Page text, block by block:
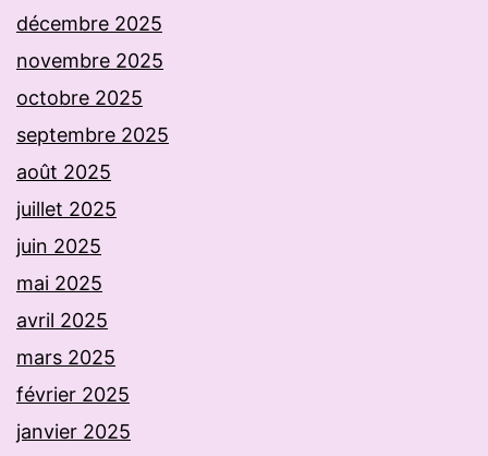
décembre 2025
novembre 2025
octobre 2025
septembre 2025
août 2025
juillet 2025
juin 2025
mai 2025
avril 2025
mars 2025
février 2025
janvier 2025